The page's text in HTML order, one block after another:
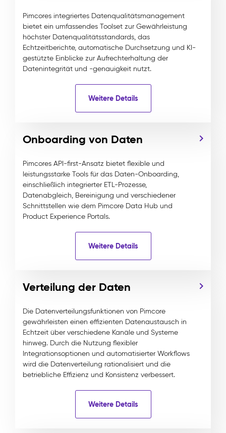
Pimcores integriertes Datenqualitätsmanagement
bietet ein umfassendes Toolset zur Gewährleistung
höchster Datenqualitätsstandards, das
Echtzeitberichte, automatische Durchsetzung und KI-
gestützte Einblicke zur Aufrechterhaltung der
Datenintegrität und -genauigkeit nutzt.
Weitere Details
Onboarding von Daten
Pimcores API-first-Ansatz bietet flexible und
leistungsstarke Tools für das Daten-Onboarding,
einschließlich integrierter ETL-Prozesse,
Datenabgleich, Bereinigung und verschiedener
Schnittstellen wie dem Pimcore Data Hub und
Product Experience Portals.
Weitere Details
Verteilung der Daten
Die Datenverteilungsfunktionen von Pimcore
gewährleisten einen effizienten Datenaustausch in
Echtzeit über verschiedene Kanäle und Systeme
hinweg. Durch die Nutzung flexibler
Integrationsoptionen und automatisierter Workflows
wird die Datenverteilung rationalisiert und die
betriebliche Effizienz und Konsistenz verbessert.
Weitere Details